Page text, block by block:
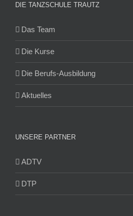
DIE TANZSCHULE TRAUTZ
Das Team
Die Kurse
Die Berufs-Ausbildung
Aktuelles
UNSERE PARTNER
ADTV
DTP